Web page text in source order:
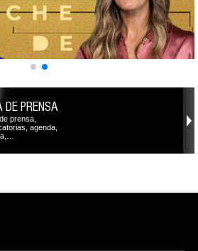
DE PRENSA
prensa,
agenda,